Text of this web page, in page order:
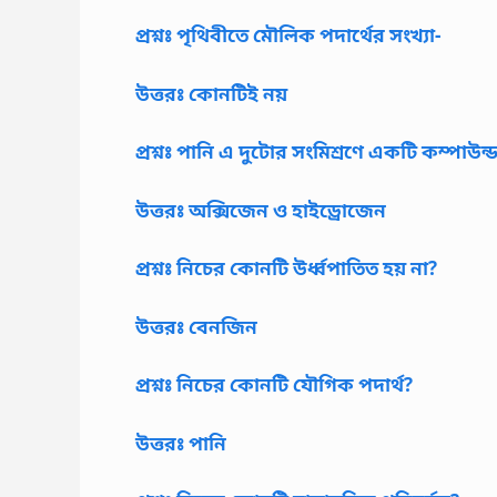
প্রশ্নঃ পৃথিবীতে মৌলিক পদার্থের সংখ্যা-
উত্তরঃ কোনটিই নয়
প্রশ্নঃ পানি এ দুটোর সংমিশ্রণে একটি
উত্তরঃ অক্সিজেন ও হাইড্রোজেন
প্রশ্নঃ নিচের কোনটি উর্ধ্বপাতিত হয় না?
উত্তরঃ বেনজিন
প্রশ্নঃ নিচের কোনটি যৌগিক পদার্থ?
উত্তরঃ পানি